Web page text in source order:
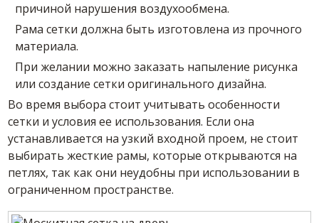
причиной нарушения воздухообмена.
Рама сетки должна быть изготовлена из прочного
материала.
При желании можно заказать напыление рисунка
или создание сетки оригинального дизайна.
Во время выбора стоит учитывать особенности
сетки и условия ее использования. Если она
устанавливается на узкий входной проем, не стоит
выбирать жесткие рамы, которые открываются на
петлях, так как они неудобны при использовании в
ограниченном пространстве.